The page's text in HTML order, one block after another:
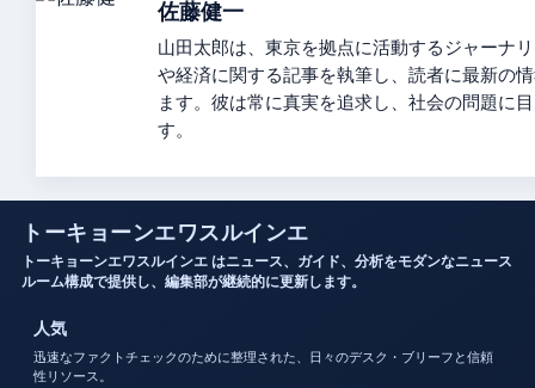
佐藤健一
山田太郎は、東京を拠点に活動するジャーナ
や経済に関する記事を執筆し、読者に最新の
ます。彼は常に真実を追求し、社会の問題に
す。
トーキョーンエワスルインエ
トーキョーンエワスルインエ はニュース、ガイド、分析をモダンなニュース
ルーム構成で提供し、編集部が継続的に更新します。
人気
迅速なファクトチェックのために整理された、日々のデスク・ブリーフと信頼
性リソース。